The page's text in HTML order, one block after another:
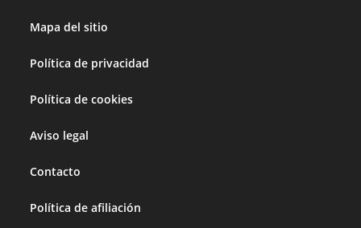
Mapa del sitio
Política de privacidad
Política de cookies
Aviso legal
Contacto
Política de afiliación